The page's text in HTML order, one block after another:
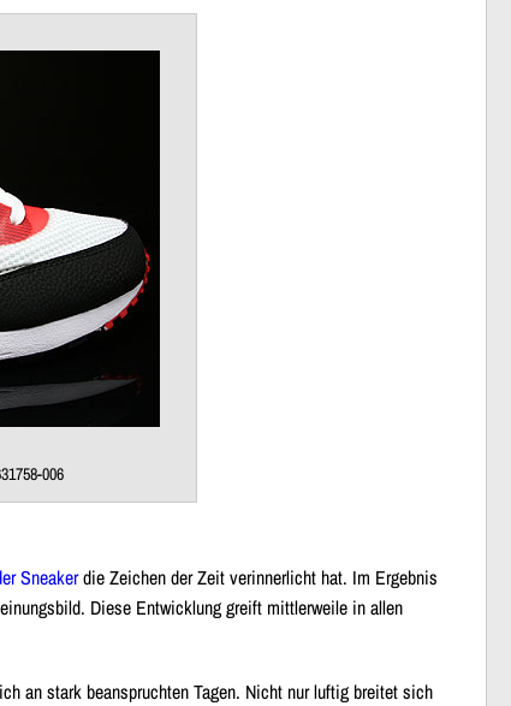
006
Sneakerdie Zeichen der Zeit verinnerlicht hat. Im Ergebnis
Diese Entwicklung greift mittlerweile in allen
an stark beanspruchten Tagen. Nicht nur luftig breitet sich